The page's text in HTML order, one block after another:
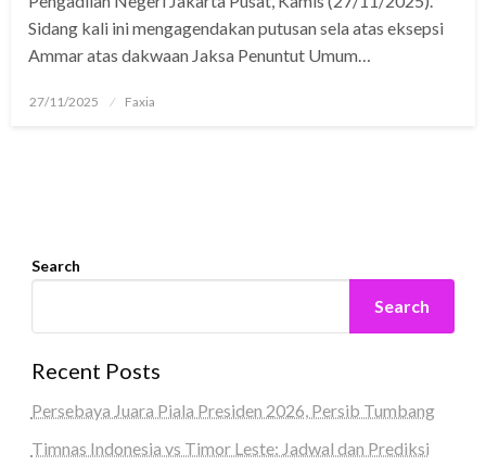
Sidang kali ini mengagendakan putusan sela atas eksepsi
Ammar atas dakwaan Jaksa Penuntut Umum…
Posted
27/11/2025 Faxia
Search
Search
Recent Posts
Persebaya Juara Piala Presiden 2026, Persib Tumbang
Timnas Indonesia vs Timor Leste: Jadwal dan Prediksi